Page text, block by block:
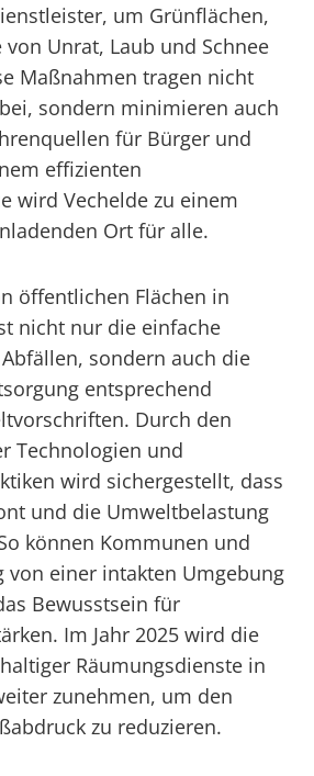
um Grünflächen,
von Unrat, Laub und Schnee
Maßnahmen tragen nicht
sondern minimieren auch
für Bürger und
effizienten
wird Vechelde zu einem
Ort für alle.
öffentlichen Flächen in
nicht nur die einfache
sondern auch die
entsprechend
Durch den
Technologien und
wird sichergestellt, dass
und die Umweltbelastung
können Kommunen und
von einer intakten Umgebung
Bewusstsein für
Im Jahr 2025 wird die
Räumungsdienste in
zunehmen, um den
zu reduzieren.